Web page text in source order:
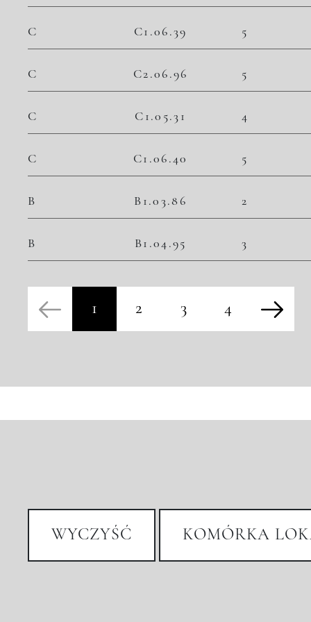
C C1.06.39 5
C C2.06.96 5
C C1.05.31 4
C C1.06.40 5
B B1.03.86 2
B B1.04.95 3
1 2 3 4
WYCZYŚĆ KOMÓRKA